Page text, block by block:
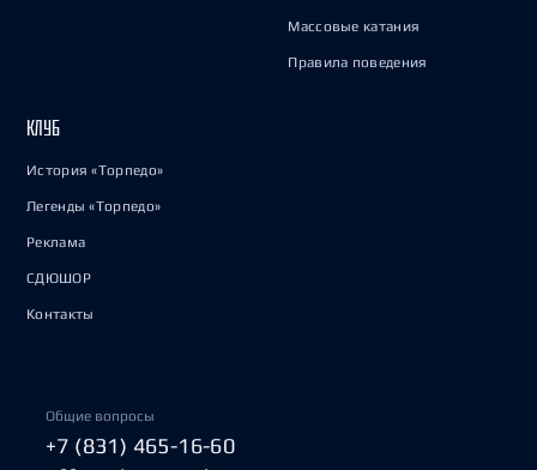
Массовые катания
Правила поведения
КЛУБ
История «Торпедо»
Легенды «Торпедо»
Реклама
СДЮШОР
Контакты
Общие вопросы
+7 (831) 465-16-60